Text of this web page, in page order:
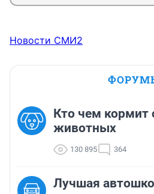
Новости СМИ2
Кто чем кормит
животных
130 895 364
Лучшая